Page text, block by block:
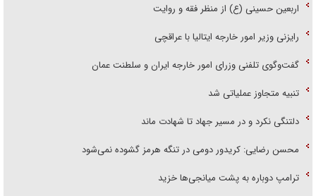
اربعین حسینی (ع) از منظر فقه و روایت
رایزنی وزیر امور خارجه ایتالیا با عراقچی
گفت‌وگوی تلفنی وزرای امور خارجه ایران و سلطنت عمان
تنبیه متجاوز عملیاتی شد
دلتنگی نکرد و در مسیر جهاد تا شهادت ماند
محسن رضایی: کریدور دومی در تنگه هرمز گشوده نمی‌شود
ترامپ دوباره به پشت میانجی‌ها خزید